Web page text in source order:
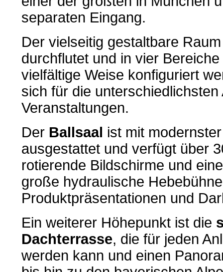
separaten Eingang.
Der vielseitig gestaltbare
durchflutet und in vier
vielfältige Weise konfiguriert
sich für die
Veranstaltungen.
Der Ballsaal ist mit
ausgestattet und verfügt über
rotierende Bildschirme und
große hydraulische
Produktpräsentationen und
Ein weiterer Höhepunkt ist die
Dachterrasse, die für jeden
werden kann und einen